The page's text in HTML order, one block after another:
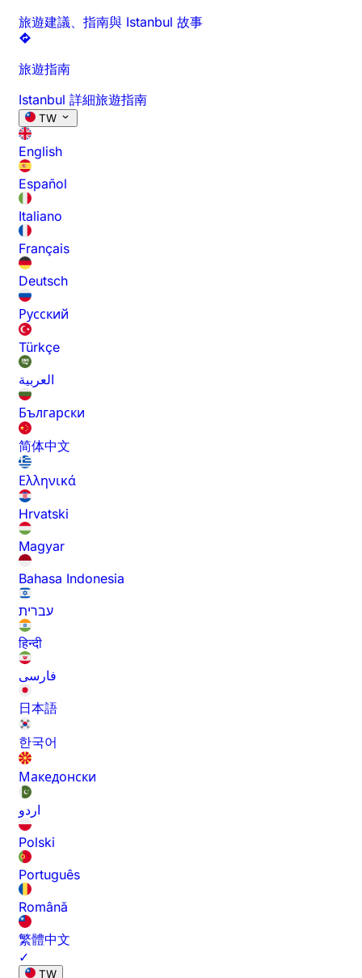
旅遊建議、指南與 Istanbul 故事
旅遊指南
Istanbul 詳細旅遊指南
TW
English
Español
Italiano
Français
Deutsch
Русский
Türkçe
العربية
Български
简体中文
Ελληνικά
Hrvatski
Magyar
Bahasa Indonesia
עברית
हिन्दी
فارسی
日本語
한국어
Македонски
اردو
Polski
Português
Română
繁體中文
✓
TW